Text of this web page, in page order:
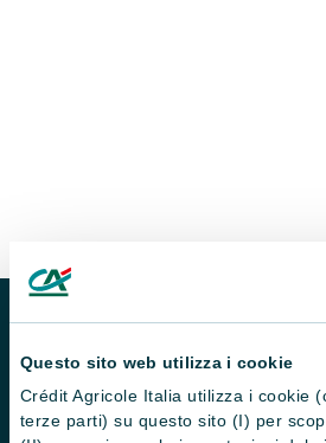
Questo sito web utilizza i cookie
Crédit Agricole Italia utilizza i cookie
terze parti) su questo sito (I) per
Calcola la